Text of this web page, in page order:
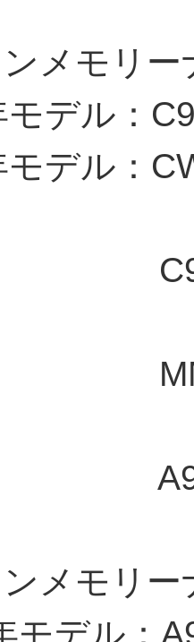
ンメモリ
ル：
ル：
V6
V6
ンメモリ
デル：